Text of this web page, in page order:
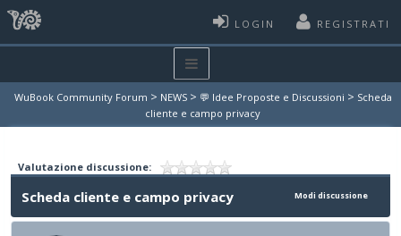
LOGIN REGISTRATI
WuBook Community Forum > NEWS > 💬 Idee Proposte e Discussioni > Scheda
cliente e campo privacy
Valutazione discussione:
Modi discussione
Scheda cliente e campo privacy